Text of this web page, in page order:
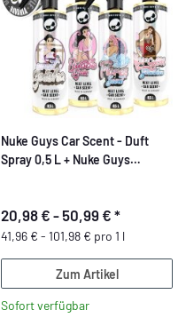
Nuke Guys Car Scent - Duft
Spray 0,5 L + Nuke Guys
20,98 € -50,99 € *
41,96 € - 101,98 € pro 1 l
Zum Artikel
Sofort verfügbar